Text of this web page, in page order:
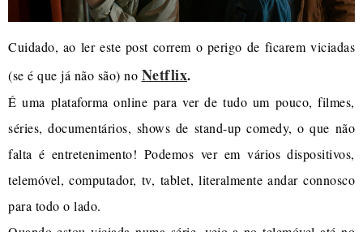
Cuidado, ao ler este post correm o perigo de ficarem viciadas
(se é que já não são) no Netflix.
É uma plataforma online para ver de tudo um pouco, filmes,
séries, documentários, shows de stand-up comedy, o que não
falta é entretenimento! Podemos ver em vários dispositivos,
telemóvel, computador, tv, tablet, literalmente andar connosco
para todo o lado.